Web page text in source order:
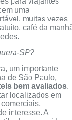
uma
muitas vezes
café da
SP?
um importante
de São Paulo,
bem avaliados.
localizados em
interesse. A